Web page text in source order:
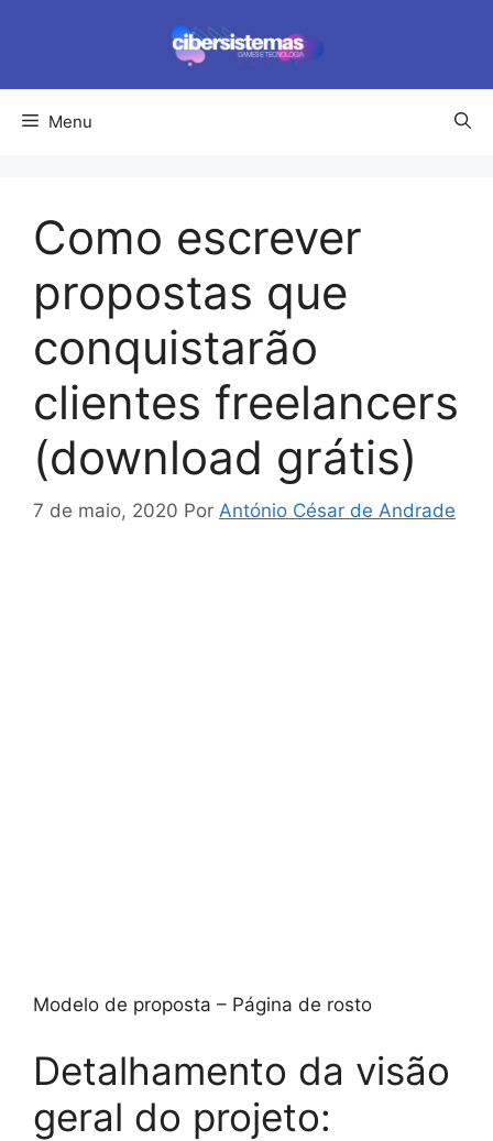
conteúdo
Menu
Como escrever
propostas que
conquistarão
clientes freelancers
(download grátis)
7 de maio, 2020 Por António César de Andrade
Modelo de proposta – Página de rosto
Detalhamento da visão
geral do projeto: